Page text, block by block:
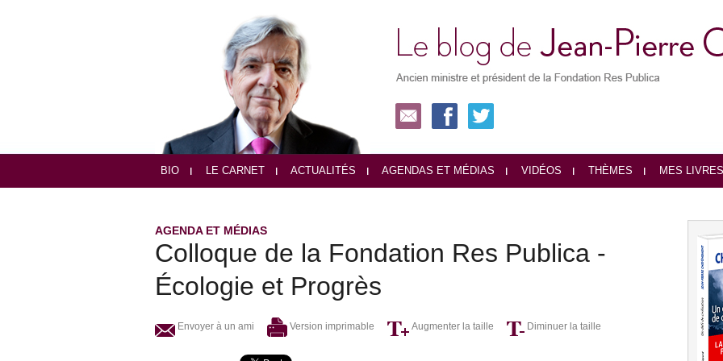
BIO LE CARNET ACTUALITÉS AGENDAS ET MÉDIAS VIDÉOS THÈMES MES LIVRES
AGENDA ET MÉDIAS
Colloque de la Fondation Res Publica -
Écologie et Progrès
Envoyer à un ami Version imprimable Augmenter la taille Diminuer la taille